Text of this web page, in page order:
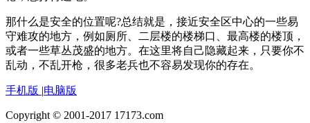
那什么是安全的位置呢?总结就是，接近安全区中心的一些易
守难攻的地方，例如厕所、二层楼的楼梯口、最高楼的楼顶，
或者一些草丛茂盛的地方。在这里将自己隐藏起来，只要你不
乱动，不乱开枪，很多老兵也不容易发现你的存在。
手机版 |电脑版
Copyright © 2001-2017 17173.com